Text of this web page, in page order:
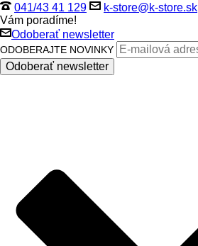
041/43 41 129 k-store@k-store.sk
Vám poradíme!
Odoberať newsletter
ODOBERAJTE NOVINKY